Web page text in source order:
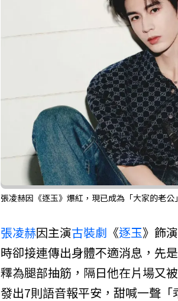
張凌赫因《逐玉》爆紅，現已成為「大家的老公
張凌赫因主演古裝劇 《逐玉》飾
時卻接連傳出身體不適消息，先
釋為腿部抽筋，隔日他在片場又
發出7則語音報平安，甜喊一聲「